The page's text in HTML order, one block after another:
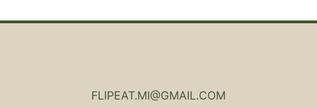
FLIPEAT.MI@GMAIL.COM